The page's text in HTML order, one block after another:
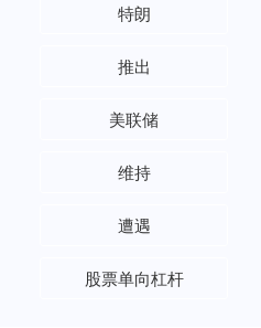
特朗
推出
美联储
维持
遭遇
股票单向杠杆